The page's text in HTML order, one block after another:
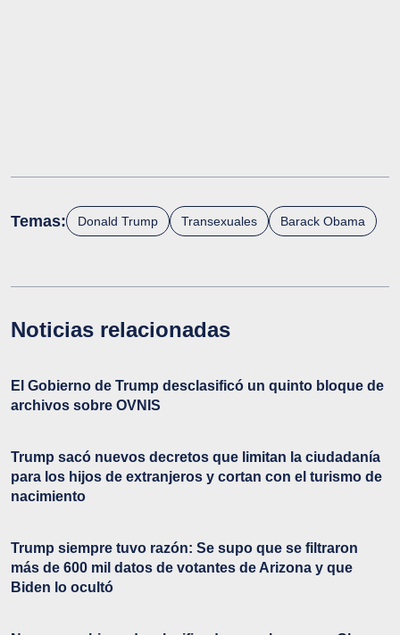
Temas: Donald Trump Transexuales Barack Obama
Noticias relacionadas
El Gobierno de Trump desclasificó un quinto bloque de
archivos sobre OVNIS
Trump sacó nuevos decretos que limitan la ciudadanía
para los hijos de extranjeros y cortan con el turismo de
nacimiento
Trump siempre tuvo razón: Se supo que se filtraron
más de 600 mil datos de votantes de Arizona y que
Biden lo ocultó